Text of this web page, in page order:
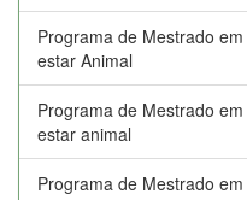
Programa de Mestrado
estar Animal
Programa de Mestrado
estar animal
Programa de Mestrado